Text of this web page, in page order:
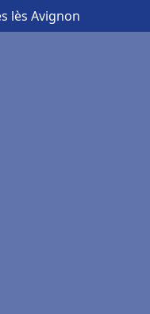
lès Avignon